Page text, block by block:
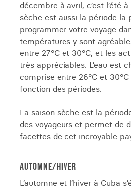
décembre à avril, c’est l’été
sèche est aussi la période la
programmer votre voyage
températures y sont
entre 27°C et 30°C, et les
très appréciables. L’eau est
comprise entre 26°C et 30°C
fonction des périodes.
La saison sèche est la
des voyageurs et permet de
facettes de cet incroyable
AUTOMNE/HIVER
L’automne et l’hiver à Cuba